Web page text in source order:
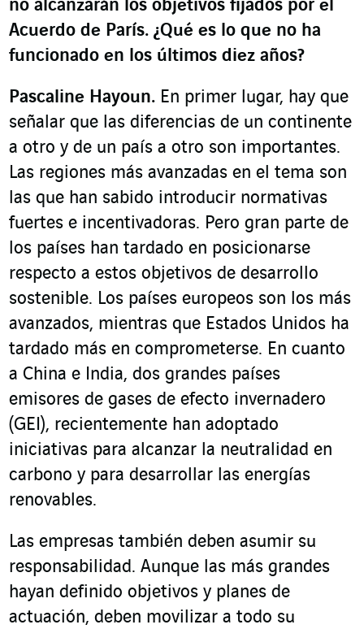
no alcanzarán los objetivos fijados por el
Acuerdo de París. ¿Qué es lo que no ha
funcionado en los últimos diez años?
Pascaline Hayoun. En primer lugar, hay que
señalar que las diferencias de un continente
a otro y de un país a otro son importantes.
Las regiones más avanzadas en el tema son
las que han sabido introducir normativas
fuertes e incentivadoras. Pero gran parte de
los países han tardado en posicionarse
respecto a estos objetivos de desarrollo
sostenible. Los países europeos son los más
avanzados, mientras que Estados Unidos ha
tardado más en comprometerse. En cuanto
a China e India, dos grandes países
emisores de gases de efecto invernadero
(GEI), recientemente han adoptado
iniciativas para alcanzar la neutralidad en
carbono y para desarrollar las energías
renovables.
Las empresas también deben asumir su
responsabilidad. Aunque las más grandes
hayan definido objetivos y planes de
actuación, deben movilizar a todo su